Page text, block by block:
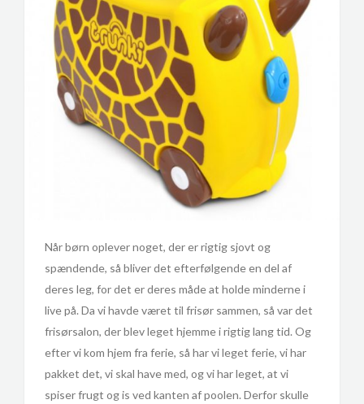
Når børn oplever noget, der er rigtig sjovt og
spændende, så bliver det efterfølgende en del af
deres leg, for det er deres måde at holde minderne i
live på. Da vi havde været til frisør sammen, så var det
frisørsalon, der blev leget hjemme i rigtig lang tid. Og
efter vi kom hjem fra ferie, så har vi leget ferie, vi har
pakket det, vi skal have med, og vi har leget, at vi
spiser frugt og is ved kanten af poolen. Derfor skulle